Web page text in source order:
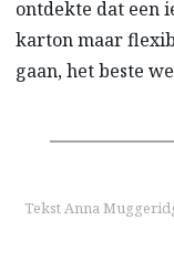
ontdekte dat een
karton maar
gaan, het beste
Tekst Anna